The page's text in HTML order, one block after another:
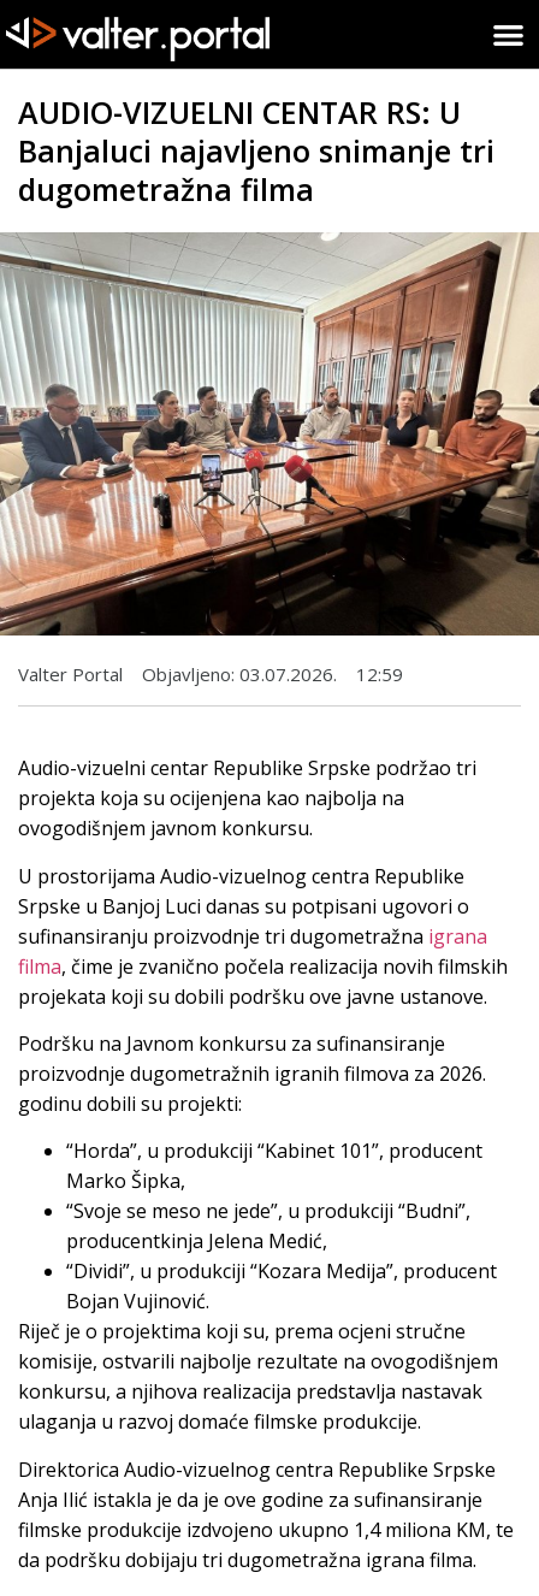
AUDIO-VIZUELNI CENTAR RS: U
Banjaluci najavljeno snimanje tri
dugometražna filma
Valter Portal Objavljeno: 03.07.2026. 12:59
Audio-vizuelni centar Republike Srpske podržao tri
projekta koja su ocijenjena kao najbolja na
ovogodišnjem javnom konkursu.
U prostorijama Audio-vizuelnog centra Republike
Srpske u Banjoj Luci danas su potpisani ugovori o
sufinansiranju proizvodnje tri dugometražna igrana
filma, čime je zvanično počela realizacija novih filmskih
projekata koji su dobili podršku ove javne ustanove.
Podršku na Javnom konkursu za sufinansiranje
proizvodnje dugometražnih igranih filmova za 2026.
godinu dobili su projekti:
“Horda”, u produkciji “Kabinet 101”, producent
Marko Šipka,
“Svoje se meso ne jede”, u produkciji “Budni”,
producentkinja Jelena Medić,
“Dividi”, u produkciji “Kozara Medija”, producent
Bojan Vujinović.
Riječ je o projektima koji su, prema ocjeni stručne
komisije, ostvarili najbolje rezultate na ovogodišnjem
konkursu, a njihova realizacija predstavlja nastavak
ulaganja u razvoj domaće filmske produkcije.
Direktorica Audio-vizuelnog centra Republike Srpske
Anja Ilić istakla je da je ove godine za sufinansiranje
filmske produkcije izdvojeno ukupno 1,4 miliona KM, te
da podršku dobijaju tri dugometražna igrana filma.